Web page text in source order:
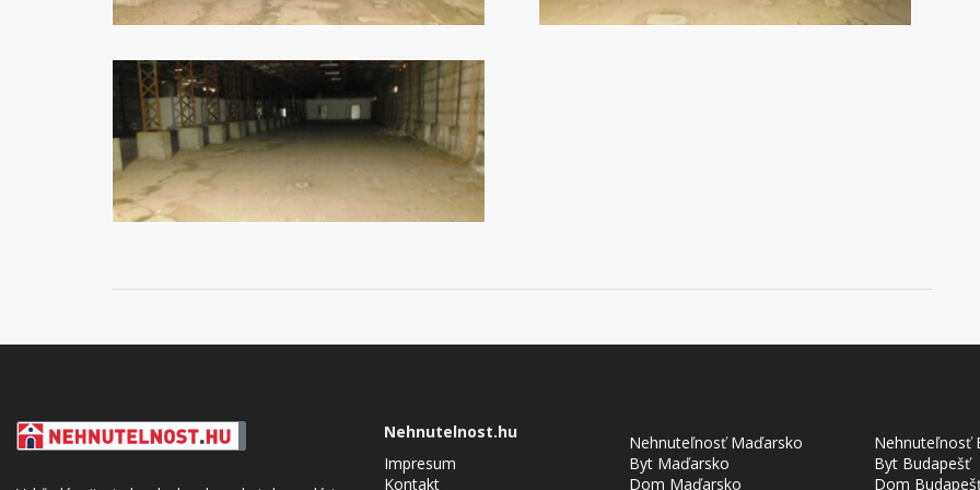
Nehnutelnost.hu
Impresum
Kontakt
Nehnuteľnosť Maďarsko
Byt Maďarsko
Dom Maďarsko
Nehnuteľnosť
Byt Budapešť
Dom